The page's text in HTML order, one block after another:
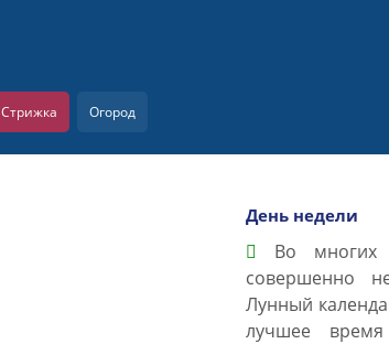
Стрижка Огород
День недели
Во многих
совершенно
Лунный
лучшее